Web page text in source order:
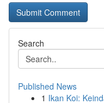
Search
Published News
1 Ikan Koi: